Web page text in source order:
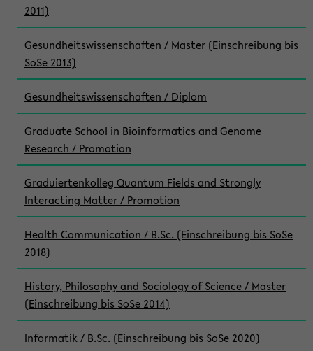
2011)
Gesundheitswissenschaften / Master (Einschreibung bis
SoSe 2013)
Gesundheitswissenschaften / Diplom
Graduate School in Bioinformatics and Genome
Research / Promotion
Graduiertenkolleg Quantum Fields and Strongly
Interacting Matter / Promotion
Health Communication / B.Sc. (Einschreibung bis SoSe
2018)
History, Philosophy and Sociology of Science / Master
(Einschreibung bis SoSe 2014)
Informatik / B.Sc. (Einschreibung bis SoSe 2020)